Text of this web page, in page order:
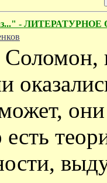
-